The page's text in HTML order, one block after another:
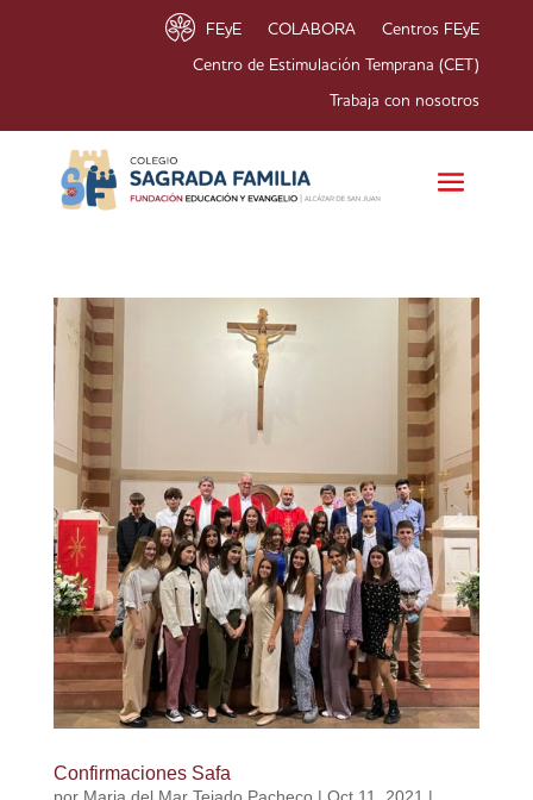
FEyE COLABORA Centros FEyE
Centro de Estimulación Temprana (CET)
Trabaja con nosotros
Confirmaciones Safa